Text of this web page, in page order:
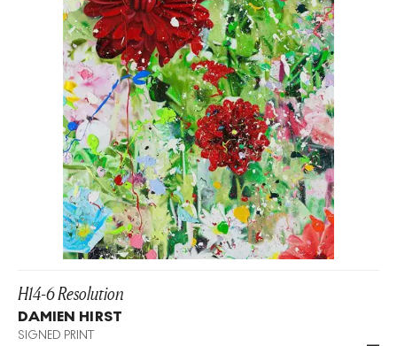
H14-6 Resolution
DAMIEN HIRST
SIGNED PRINT